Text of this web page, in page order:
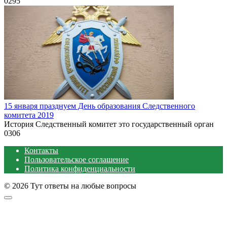
15 января празднуем День образования Следственного
комитета 2019
История Следственный комитет это государственный орган
0306
Контакты
Пользовательское соглашение
Политика конфиденциальности
© 2026 Тут ответы на любые вопросы